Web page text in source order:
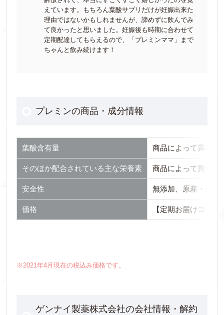
えています。もちろん葉酸サプリだけが妊娠出来た
理由ではないかもしれませんが、諦めずに飲んでみ
て良かったと思いました。妊娠後も時期に合わせて
定期配達してもらえるので、「プレミンママ」まで
ちゃんと飲み続けます！
プレミンの商品・成分情報
葉酸含有量 商品によって異なる
そのほか配合されている主な栄養素 商品によって異なる
安全性 無添加、原産・最終
価格 【定期お届けコース
※2021年4月現在の税込み価格です。
ゲンナイ製薬株式会社の会社情報・解約